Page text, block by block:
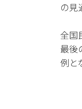
の見
全国
最後
例と